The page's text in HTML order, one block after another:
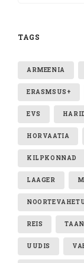
TAGS
ARMEENIA
ERASMSUS+
EVS
HORVAATIA
KILPKONNAD
LAAGER
REIS
UUDIS